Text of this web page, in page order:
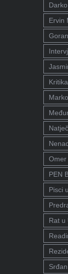
Ervin
Omer
PEN
Pisci
Rat u